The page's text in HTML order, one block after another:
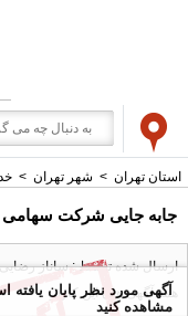
استان تهران > شهر تهران >
جابه جایی شرکت
ارسال شده توسط : ساناز
همه آگهی های این کاربر
آگهی مورد نظر پایان یافته
مشاهده کنید